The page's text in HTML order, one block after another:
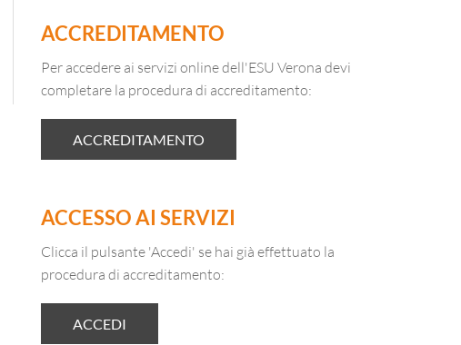
ACCREDITAMENTO
Per accedere ai servizi online dell'ESU Verona devi
completare la procedura di accreditamento:
ACCREDITAMENTO
ACCESSO AI SERVIZI
Clicca il pulsante 'Accedi' se hai già effettuato la
procedura di accreditamento:
ACCEDI